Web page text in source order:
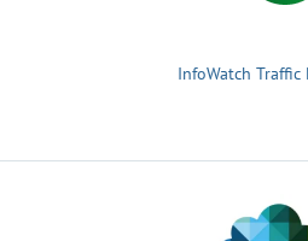
InfoWatch